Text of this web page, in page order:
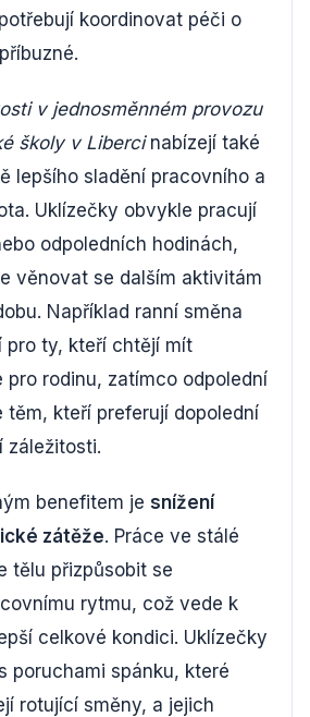
koordinovat péči o
v jednosměnném provozu
školy v Libercinabízejí také
lepšího sladění pracovního a
Uklízečky obvykle pracují
odpoledních hodinách,
věnovat se dalším aktivitám
Například ranní směna
pro ty, kteří chtějí mít
pro rodinu, zatímco odpolední
těm, kteří preferují dopolední
záležitosti.
benefitem je snížení
zátěže. Práce ve stálé
tělu přizpůsobit se
rytmu, což vede k
celkové kondici. Uklízečky
poruchami spánku, které
rotující směny, a jejich